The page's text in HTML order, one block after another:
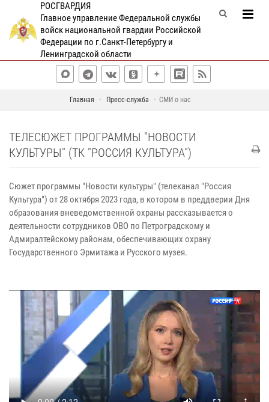
РОСГВАРДИЯ
Главное управление Федеральной службы
войск национальной гвардии Российской
Федерации по г.Санкт-Петербургу и
Ленинградской области
Главная Пресс-служба СМИ о нас
ТЕЛЕСЮЖЕТ ПРОГРАММЫ "НОВОСТИ
КУЛЬТУРЫ" (ТК "РОССИЯ КУЛЬТУРА")
Сюжет программы "Новости культуры" (телеканал "Россия
Культура") от 28 октября 2023 года, в котором в преддверии Дня
образования вневедомственной охраны рассказывается о
деятельности сотрудников ОВО по Петроградскому и
Адмиралтейскому районам, обеспечивающих охрану
Государственного Эрмитажа и Русского музея.